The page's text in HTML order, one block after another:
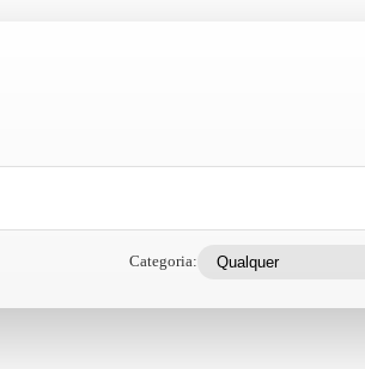
Categoria: